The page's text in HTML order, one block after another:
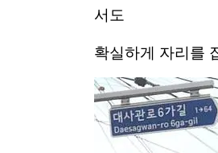
서도
확실하게 자리를